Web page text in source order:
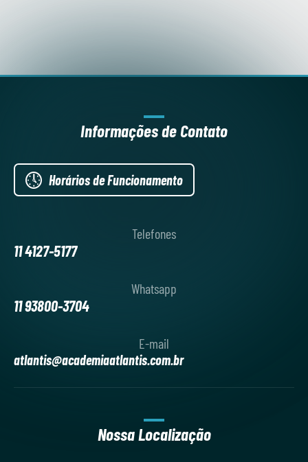
ACADEMIA COMPLETA EM
SBC
Treinos completos, modalidades variadas e
saúde em São Bernardo do Campo.
Informações de Contato
Horários de Funcionamento
Telefones
11 4127-5177
Whatsapp
11 93800-3704
E-mail
atlantis@academiaatlantis.com.br
Nossa Localização